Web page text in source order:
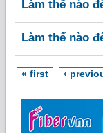
Làm thế nào
Làm thế nào
« first ‹